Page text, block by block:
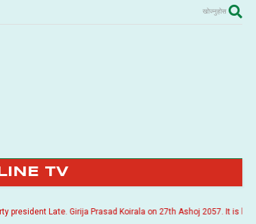
खोज्नुहोस
TV
Late. Girija Prasad Koirala on 27th Ashoj 2057. It is